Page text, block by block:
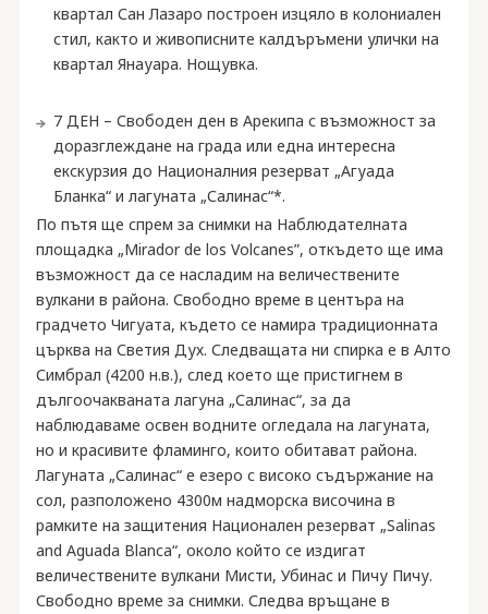
квартал Сан Лазаро построен изцяло в колониален
стил, както и живописните калдъръмени улички на
квартал Янауара. Нощувка.
7 ДЕН – Свободен ден в Арекипа с възможност за
доразглеждане на града или една интересна
екскурзия до Националния резерват „Агуада
Бланка“ и лагуната „Салинас“*.
По пътя ще спрем за снимки на Наблюдателната
площадка „Mirador de los Volcanes”, откъдето ще има
възможност да се насладим на величествените
вулкани в района. Свободно време в центъра на
градчето Чигуата, където се намира традиционната
църква на Светия Дух. Следващата ни спирка е в Алто
Симбрал (4200 н.в.), след което ще пристигнем в
дългоочакваната лагуна „Салинас“, за да
наблюдаваме освен водните огледала на лагуната,
но и красивите фламинго, които обитават района.
Лагуната „Салинас“ е езеро с високо съдържание на
сол, разположено 4300м надморска височина в
рамките на защитения Национален резерват „Salinas
and Aguada Blanca“, около който се издигат
величествените вулкани Мисти, Убинас и Пичу Пичу.
Свободно време за снимки. Следва връщане в